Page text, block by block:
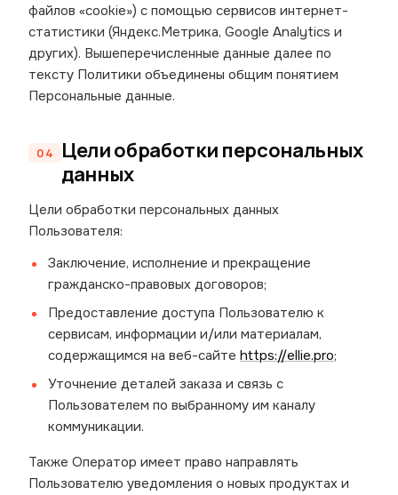
файлов «cookie») с помощью сервисов интернет-
статистики (Яндекс.Метрика, Google Analytics и
других). Вышеперечисленные данные далее по
тексту Политики объединены общим понятием
Персональные данные.
Цели обработки персональных
данных
Цели обработки персональных данных
Пользователя:
Заключение, исполнение и прекращение
гражданско-правовых договоров;
Предоставление доступа Пользователю к
сервисам, информации и/или материалам,
содержащимся на веб-сайте https://ellie.pro;
Уточнение деталей заказа и связь с
Пользователем по выбранному им каналу
коммуникации.
Также Оператор имеет право направлять
Пользователю уведомления о новых продуктах и